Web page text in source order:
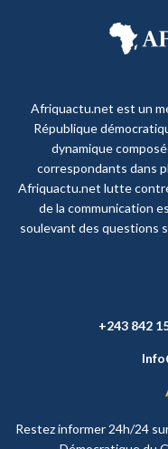
Afriquactu.net est un
République
dynamique
correspondants dans
Afriquactu.net lutte
de la communication
soulevant des questions
+243 842
Restez informer 24h/24